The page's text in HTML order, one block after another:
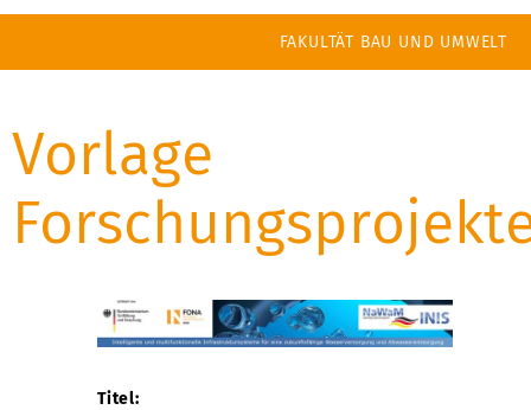
FAKULTÄT BAU UND UMWELT
Vorlage
Titel: